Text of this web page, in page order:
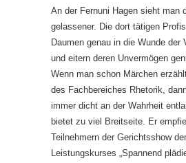
An der Fernuni Hagen sieht man
gelassener. Die dort tätigen
Daumen genau in die Wunde der
und eitern deren Unvermögen
Wenn man schon Märchen
des Fachbereiches Rhetorik,
immer dicht an der Wahrheit
bietet zu viel Breitseite. Er
Teilnehmern der Gerichtsshow
Leistungskurses „Spannend